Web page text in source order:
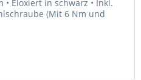
Eloxiert in schwarz • Inkl.
(Mit 6 Nm und